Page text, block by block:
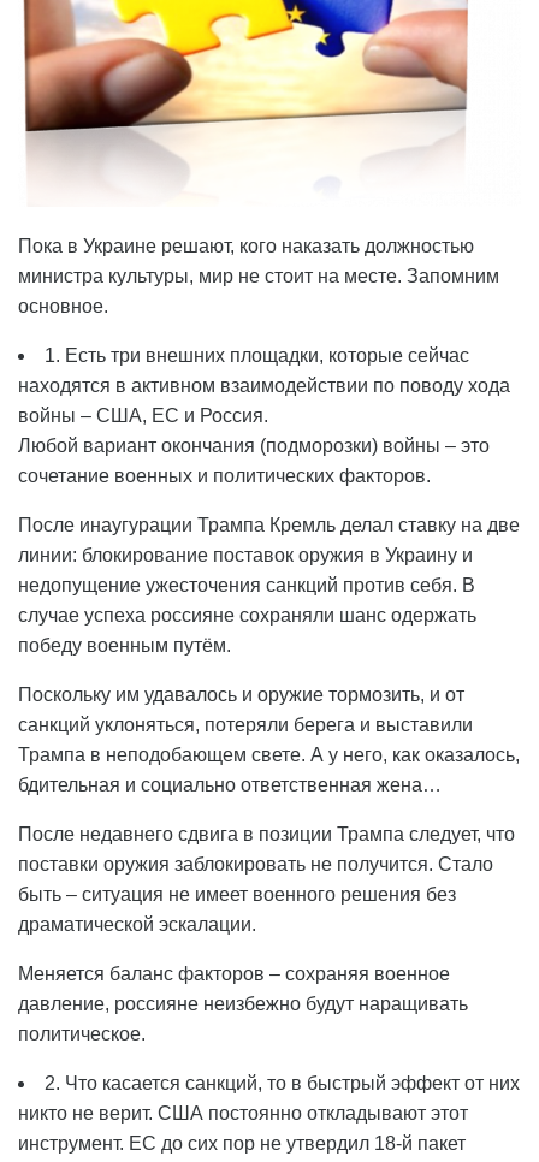
Пока в Украине решают, кого наказать должностью
министра культуры, мир не стоит на месте. Запомним
основное.
1. Есть три внешних площадки, которые сейчас
находятся в активном взаимодействии по поводу хода
войны – США, ЕС и Россия.
Любой вариант окончания (подморозки) войны – это
сочетание военных и политических факторов.
После инаугурации Трампа Кремль делал ставку на две
линии: блокирование поставок оружия в Украину и
недопущение ужесточения санкций против себя. В
случае успеха россияне сохраняли шанс одержать
победу военным путём.
Поскольку им удавалось и оружие тормозить, и от
санкций уклоняться, потеряли берега и выставили
Трампа в неподобающем свете. А у него, как оказалось,
бдительная и социально ответственная жена…
После недавнего сдвига в позиции Трампа следует, что
поставки оружия заблокировать не получится. Стало
быть – ситуация не имеет военного решения без
драматической эскалации.
Меняется баланс факторов – сохраняя военное
давление, россияне неизбежно будут наращивать
политическое.
2. Что касается санкций, то в быстрый эффект от них
никто не верит. США постоянно откладывают этот
инструмент. ЕС до сих пор не утвердил 18-й пакет